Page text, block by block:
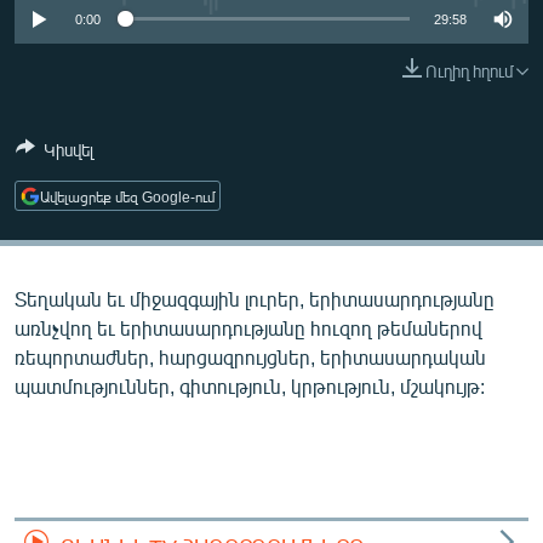
ՄԻՋԱԶԳԱՅԻՆ
ՄԵԿՆԱԲԱՆՈՒԹՅՈՒՆ
ՏՏ ԵՒ ԻՆՏԵՐՆԵՏ
ԿՈՐՈՆԱՎԻՐՈՒՍ
ՏԵՍԱՆՅՈՒԹԵՐ
ԲԱՆԱՎԵՃ
Հայերեն
0:00 29:58
Ուղիղ հղում
Կիսվել
Ավելացրեք մեզ Google-ում
Տեղական եւ միջազգային լուրեր, երիտասարդությանը
առնչվող եւ երիտասարդությանը հուզող թեմաներով
ռեպորտաժներ, հարցազրույցներ, երիտասարդական
պատմություններ, գիտություն, կրթություն, մշակույթ: